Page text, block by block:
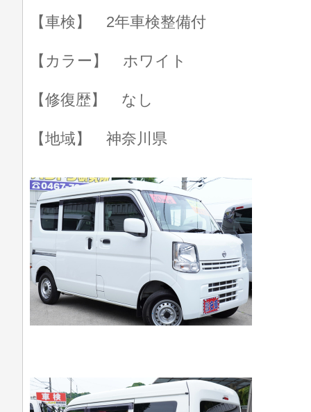
【車検】 2年車検整備付
【カラー】 ホワイト
【修復歴】 なし
【地域】 神奈川県